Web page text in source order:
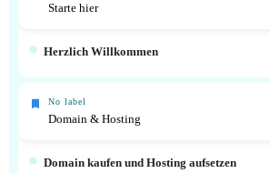
Starte hier
Herzlich Willkommen
No label
Domain & Hosting
Domain kaufen und Hosting aufsetzen